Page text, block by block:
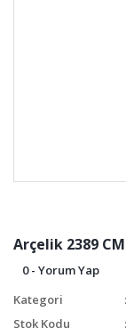
Arçelik 2389
0 - Yorum Yap
Kategori
Stok Kodu